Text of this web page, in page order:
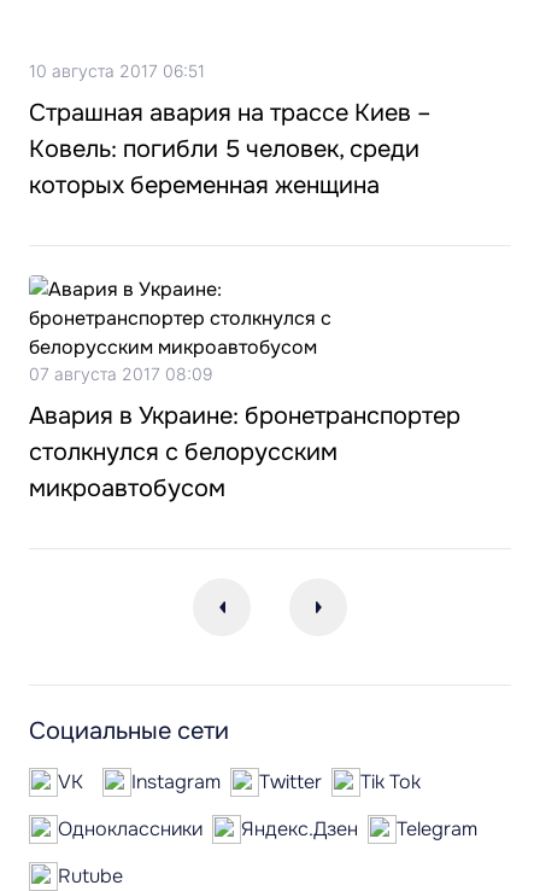
10 августа 2017 06:51
Страшная авария на трассе Киев –
Ковель: погибли 5 человек, среди
которых беременная женщина
07 августа 2017 08:09
Авария в Украине: бронетранспортер
столкнулся с белорусским
микроавтобусом
Социальные сети
VK Instagram Twitter
Tik Tok
Одноклассники
Яндекс.Дзен
Telegram
Rutube